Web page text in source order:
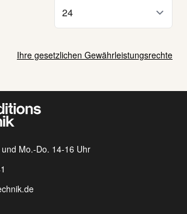
Ihre gesetzlichen Gewährleistungsrechte
Mo.-Do. 14-16 Uhr